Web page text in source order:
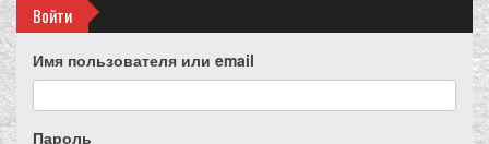
Войти
Имя пользователя или email
Пароль